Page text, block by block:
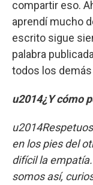
compartir eso.
aprendí mucho
escrito sigue
palabra
todos los
u2014¿Y cómo
en los pies del
difícil la
somos así,